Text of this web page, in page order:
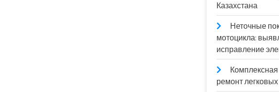
Казахстана
Неточные
мотоцикла:
исправление
Комплексная
ремонт